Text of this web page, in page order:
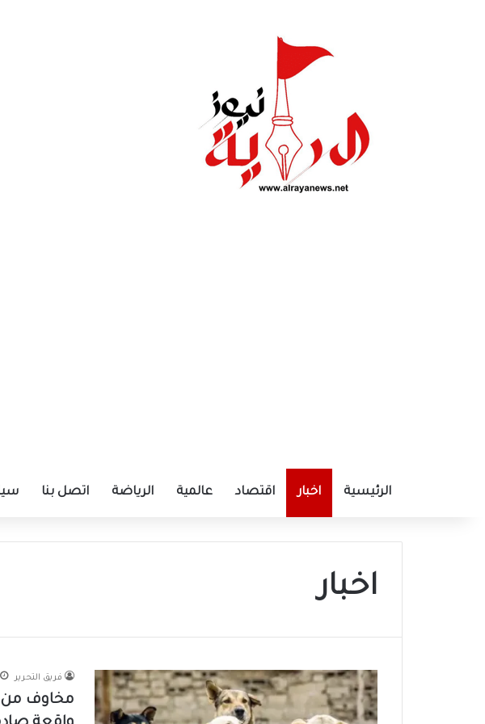
الرئيسية اخبار اقتصاد عالمية الرياضة اتصل بنا
اخبار
فريق التحرير
مخاوف من